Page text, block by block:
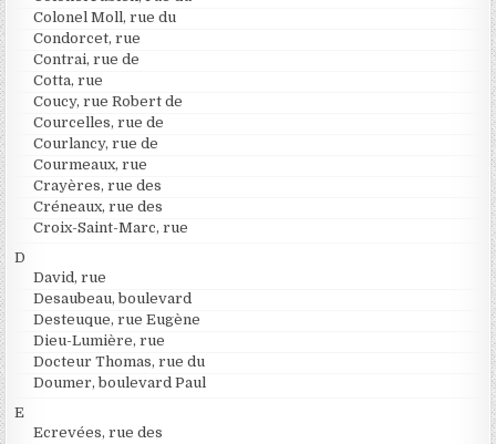
Colonel Moll, rue du
Condorcet, rue
Contrai, rue de
Cotta, rue
Coucy, rue Robert de
Courcelles, rue de
Courlancy, rue de
Courmeaux, rue
Crayères, rue des
Créneaux, rue des
Croix-Saint-Marc, rue
D
David, rue
Desaubeau, boulevard
Desteuque, rue Eugène
Dieu-Lumière, rue
Docteur Thomas, rue du
Doumer, boulevard Paul
E
Ecrevées, rue des